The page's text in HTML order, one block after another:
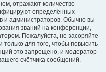
отражают количество
определённых
и администраторов. Обычно вы
званий на конференции,
Пожалуйста, не засоряйте
для того, чтобы повысить
это запрещено, и модератор
счётчика сообщений.